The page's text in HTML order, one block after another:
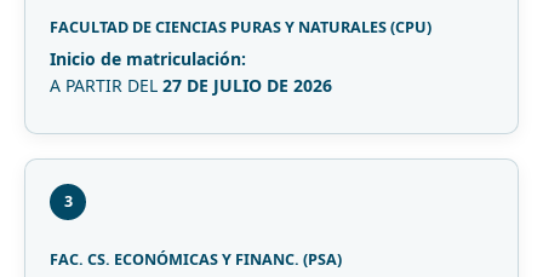
FACULTAD DE CIENCIAS PURAS Y NATURALES (CPU)
Inicio de matriculación:
A PARTIR DEL 27 DE JULIO DE 2026
3
FAC. CS. ECONÓMICAS Y FINANC. (PSA)